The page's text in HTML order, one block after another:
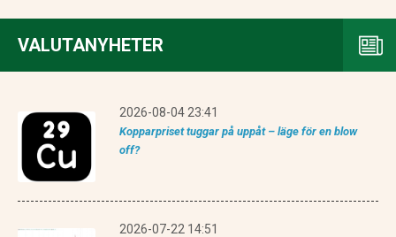
VALUTANYHETER
2026-08-04 23:41
Kopparpriset tuggar på uppåt – läge för en blow
off?
2026-07-22 14:51